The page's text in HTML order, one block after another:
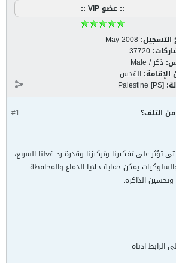
:: عضو VIP ::
التسجيل: May 2008
37720
ذكر / Male
الإقامة: القدس
Palestine [PS]
#1 التلف؟
تؤثر على تفكيرنا وتركيزنا وقدرة رد فعلنا السريع،
يمكن حماية خلايا الدماغ والمحافظة
الذاكرة.
الرابط ادناه